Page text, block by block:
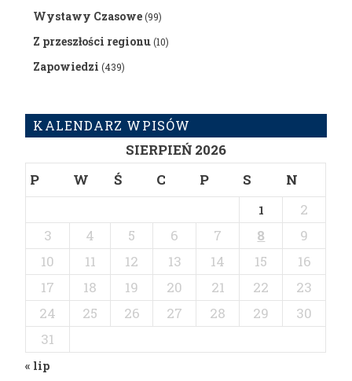
Wystawy Czasowe(99)
Z przeszłości regionu(10)
Zapowiedzi (439)
KALENDARZ WPISÓW
SIERPIEŃ 2026
P
W Ś C P S N
1
2
3
4 5 6 7 8
9
10
11 12 13 14 15
16
17
18 19 20 21 22
23
24
25 26 27 28 29
30
31
« lip